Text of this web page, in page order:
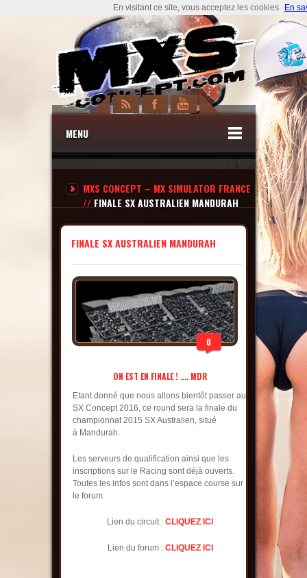
MENU
MXS CONCEPT – MX SIMULATOR FRANCE
// FINALE SX AUSTRALIEN MANDURAH
FINALE SX AUSTRALIEN MANDURAH
0
ON EST EN FINALE ! …. MDR
Etant donné que nous allons bientôt passer au
SX Concept 2016, ce round sera la finale du
championnat 2015 SX Australien, situé
à Mandurah.
Les serveurs de qualification ainsi que les
inscriptions sur le Racing sont déjà ouverts.
Toutes les infos sont dans l’espace course sur
le forum.
Lien du circuit :CLIQUEZ ICI
Lien du forum : CLIQUEZ ICI
En visitant ce site, vous acceptez les cookies En